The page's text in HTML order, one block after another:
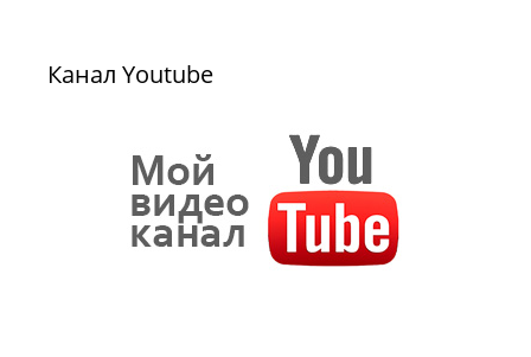
Канал Youtube